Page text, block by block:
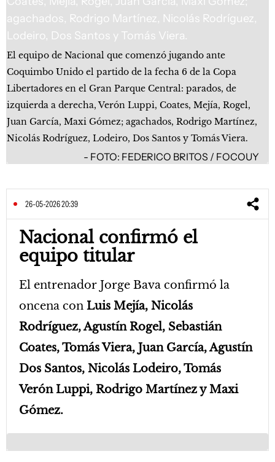
El equipo de Nacional que comenzó jugando ante
Coquimbo Unido el partido de la fecha 6 de la Copa
Libertadores en el Gran Parque Central: parados, de
izquierda a derecha, Verón Luppi, Coates, Mejía, Rogel,
Juan García, Maxi Gómez; agachados, Rodrigo Martínez,
Nicolás Rodríguez, Lodeiro, Dos Santos y Tomás Viera.
FOTO: FEDERICO BRITOS / FOCOUY
26-05-2026 20:39
Nacional confirmó el
equipo titular
El entrenador Jorge Bava confirmó la
oncena con Luis Mejía, Nicolás
Rodríguez, Agustín Rogel, Sebastián
Coates, Tomás Viera, Juan García, Agustín
Dos Santos, Nicolás Lodeiro, Tomás
Verón Luppi, Rodrigo Martínez y Maxi
Gómez.